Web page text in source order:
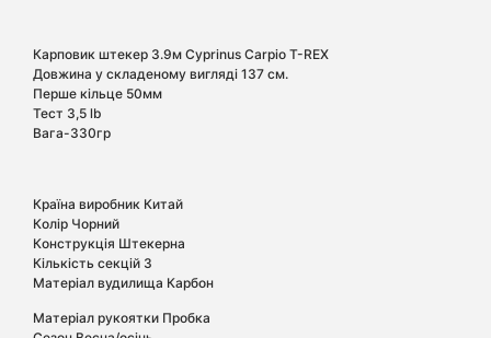
Карповик штекер 3.9м Cyprinus Carpio T-REX
Довжина у складеному вигляді 137 см.
Перше кільце 50мм
Тест 3,5 lb
Вага-330гр
Країна виробник Китай
Колір Чорний
Конструкція Штекерна
Кількість секцій 3
Матеріал вудилища Карбон
Матеріал рукоятки Пробка